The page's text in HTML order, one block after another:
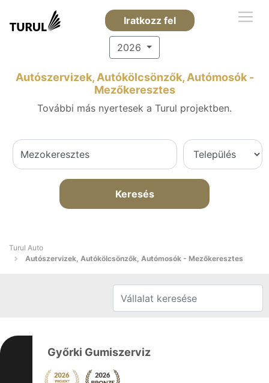
Iratkozz fel
2026
Autószervizek, Autókölcsönzők, Autómosók -
Mezőkeresztes
További más nyertesek a Turul projektben.
Keresés
Turul Auto
Autószervizek, Autókölcsönzők, Autómosók - Mezőkeresztes
Győrki Gumiszerviz